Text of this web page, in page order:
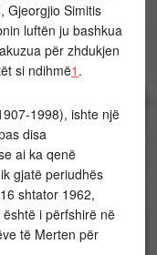
Gjeorgjio Simitis
luftën ju bashkua
për zhdukjen
si ndihmë1 .
1998), ishte një
disa
ai ka qenë
gjatë periudhës
shtator 1962,
i përfshirë në
të Merten për